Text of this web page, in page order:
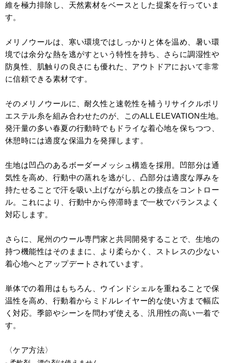
維を極力排除し、天然素材をベースとした提案を行っていま
す。
メリノウールは、寒い環境ではしっかりと体を温め、暑い環
境では余分な熱を逃がすという特性を持ち、さらに調湿性や
防臭性、肌触りの良さにも優れた、アウトドアにおいて非常
に信頼できる素材です。
そのメリノウールに、耐久性と速乾性を補うリサイクルポリ
エステル糸を組み合わせたのが、このALL ELEVATION生地。
発汗量の多い春夏の行動時でもドライな着心地を保ちつつ、
休憩時には適度な保温力を発揮します。
生地は凹凸のあるボーダーメッシュ構造を採用。凹部分は通
気性を高め、行動中の蒸れを逃がし、凸部分は適度な厚みを
持たせることで汗を吸い上げながら肌との接点をコントロー
ル。これにより、行動中から停滞時まで一枚でバランスよく
対応します。
さらに、尾州のウール専門家と共同開発することで、生地の
持つ機能性はそのままに、より柔らかく、ストレスの少ない
着心地へとアップデートされています。
単体での着用はもちろん、ウインドシェルを重ねることで保
温性を高め、行動着からミドルレイヤー的な使い方まで幅広
く対応。季節やシーンを問わず使える、汎用性の高い一着で
す。
〈ケア方法〉